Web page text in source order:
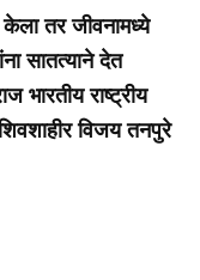
तर जीवनामध्ये
सातत्याने देत
भारतीय राष्ट्रीय
विजय तनपुरे